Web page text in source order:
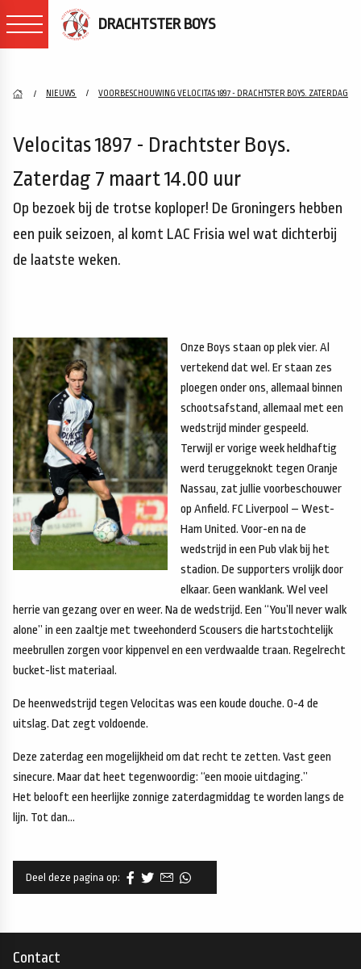
DRACHTSTER BOYS
NIEUWS VOORBESCHOUWING VELOCITAS 1897 - DRACHTSTER BOYS. ZATERDAG
Velocitas 1897 - Drachtster Boys.
Zaterdag 7 maart 14.00 uur
Op bezoek bij de trotse koploper! De Groningers hebben
een puik seizoen, al komt LAC Frisia wel wat dichterbij
de laatste weken.
Onze Boys staan op plek vier. Al
vertekend dat wel. Er staan zes
ploegen onder ons, allemaal binnen
schootsafstand, allemaal met een
wedstrijd minder gespeeld.
Terwijl er vorige week heldhaftig
werd teruggeknokt tegen Oranje
Nassau, zat jullie voorbeschouwer
op Anfield. FC Liverpool – West-
Ham United. Voor-en na de
wedstrijd in een Pub vlak bij het
stadion. De supporters vrolijk door
elkaar. Geen wanklank. Wel veel
herrie van gezang over en weer. Na de wedstrijd. Een “You’ll never walk
alone” in een zaaltje met tweehonderd Scousers die hartstochtelijk
meebrullen zorgen voor kippenvel en een verdwaalde traan. Regelrecht
bucket-list materiaal.
De heenwedstrijd tegen Velocitas was een koude douche. 0-4 de
uitslag. Dat zegt voldoende.
Deze zaterdag een mogelijkheid om dat recht te zetten. Vast geen
sinecure. Maar dat heet tegenwoordig: “een mooie uitdaging.”
Het belooft een heerlijke zonnige zaterdagmiddag te worden langs de
lijn. Tot dan…
Deel deze pagina op:
Contact